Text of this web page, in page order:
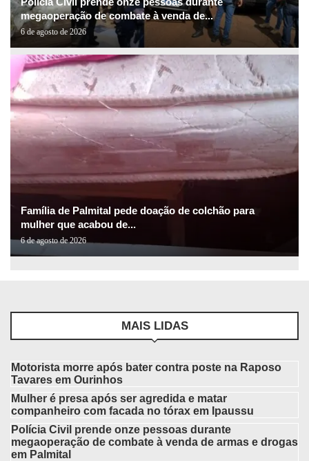
megaoperação de combate à venda de...
6 de agosto de 2026
Família de Palmital pede doação de colchão para
mulher que acabou de...
6 de agosto de 2026
MAIS LIDAS
Motorista morre após bater contra poste na Raposo
Tavares em Ourinhos
Mulher é presa após ser agredida e matar
companheiro com facada no tórax em Ipaussu
Polícia Civil prende onze pessoas durante
megaoperação de combate à venda de armas e drogas
em Palmital